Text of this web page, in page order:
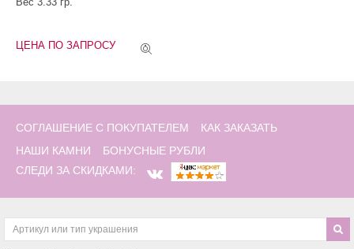
ЦЕНА ПО ЗАПРОСУ
СОГЛАШЕНИЕ С ПОКУПАТЕЛЕМ
КАК ЗАКАЗАТЬ
НАШИ КАМНИ
БОНУСНЫЕ РУБЛИ
СЛЕДИ ЗА СКИДКАМИ: